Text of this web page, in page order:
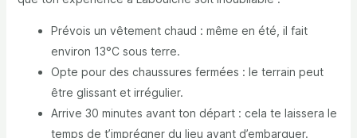
Prévois un vêtement chaud : même en été, il fait
environ 13°C sous terre.
Opte pour des chaussures fermées : le terrain peut
être glissant et irrégulier.
Arrive 30 minutes avant ton départ : cela te laissera le
temps de t’imprégner du lieu avant d’embarquer.